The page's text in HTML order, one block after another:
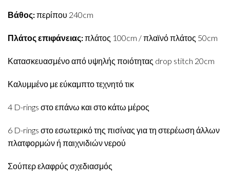
Βάθος:περίπου 240cm
Πλάτος επιφάνειας:πλάτος 100cm / πλαϊνό πλάτος 50cm
Κατασκευασμένο από υψηλής ποιότητας drop stitch 20cm
Καλυμμένο με εύκαμπτο τεχνητό τικ
4 D-rings στο επάνω και στο κάτω μέρος
6 D-rings στο εσωτερικό της πισίνας για τη στερέωση άλλων
πλατφορμών ή παιχνιδιών νερού
Σούπερ ελαφρύς σχεδιασμός